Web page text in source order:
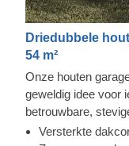
Driedubbele
54 m²
Onze houten
geweldig idee voor
betrouwbare,
heeft, gebruik dan
Versterkte